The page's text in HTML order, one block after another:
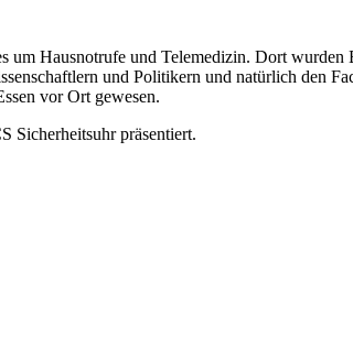
Hausnotrufe und Telemedizin. Dort
und Politikern und natürlich den
vor Ort gewesen.
Sicherheitsuhr präsentiert.